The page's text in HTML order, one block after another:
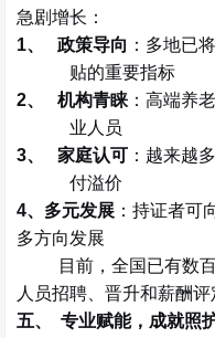
急剧增长：
1、
政策导向 ：多地已
贴的重要指标
2、
机构青睐 ：高端养
业人员
3、
家庭认可 ：越来越
付溢价
4、多元发展 ：持证者可
多方向发展
目前，全国已有数
人员招聘、晋升和薪酬评
五、
专业赋能，成就照